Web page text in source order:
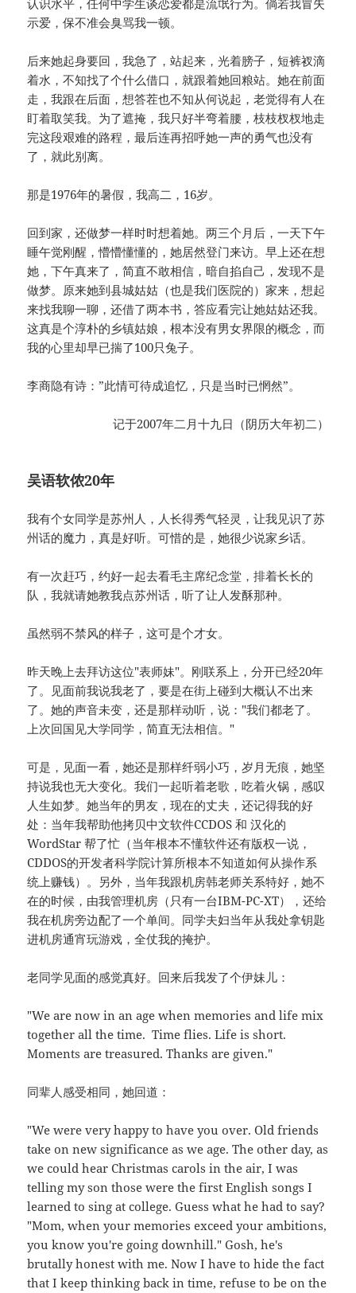
认识水平，任何中学生谈恋爱都是流氓行为。倘若我冒失
示爱，保不准会臭骂我一顿。
后来她起身要回，我急了，站起来，光着膀子，短裤衩滴
着水，不知找了个什么借口，就跟着她回粮站。她在前面
走，我跟在后面，想答茬也不知从何说起，老觉得有人在
盯着取笑我。为了遮掩，我只好半弯着腰，枝枝杈杈地走
完这段艰难的路程，最后连再招呼她一声的勇气也没有
了，就此别离。
那是1976年的暑假，我高二，16岁。
回到家，还做梦一样时时想着她。两三个月后，一天下午
睡午觉刚醒，懵懵懂懂的，她居然登门来访。早上还在想
她，下午真来了，简直不敢相信，暗自掐自己，发现不是
做梦。原来她到县城姑姑（也是我们医院的）家来，想起
来找我聊一聊，还借了两本书，答应看完让她姑姑还我。
这真是个淳朴的乡镇姑娘，根本没有男女界限的概念，而
我的心里却早已揣了100只兔子。
李商隐有诗：”此情可待成追忆，只是当时已惘然”。
记于2007年二月十九日（阴历大年初二）
吴语软侬20年
我有个女同学是苏州人，人长得秀气轻灵，让我见识了苏
州话的魔力，真是好听。可惜的是，她很少说家乡话。
有一次赶巧，约好一起去看毛主席纪念堂，排着长长的
队，我就请她教我点苏州话，听了让人发酥那种。
虽然弱不禁风的样子，这可是个才女。
昨天晚上去拜访这位"表师妹"。刚联系上，分开已经20年
了。见面前我说我老了，要是在街上碰到大概认不出来
了。她的声音未变，还是那样动听，说："我们都老了。
上次回国见大学同学，简直无法相信。"
可是，见面一看，她还是那样纤弱小巧，岁月无痕，她坚
持说我也无大变化。我们一起听着老歌，吃着火锅，感叹
人生如梦。她当年的男友，现在的丈夫，还记得我的好
处：当年我帮助他拷贝中文软件CCDOS 和 汉化的
WordStar 帮了忙（当年根本不懂软件还有版权一说，
CDDOS的开发者科学院计算所根本不知道如何从操作系
统上赚钱）。另外，当年我跟机房韩老师关系特好，她不
在的时候，由我管理机房（只有一台IBM-PC-XT），还给
我在机房旁边配了一个单间。同学夫妇当年从我处拿钥匙
进机房通宵玩游戏，全仗我的掩护。
老同学见面的感觉真好。回来后我发了个伊妹儿：
"We are now in an age when memories and life mix
together all the time. Time flies. Life is short.
Moments are treasured. Thanks are given."
同辈人感受相同，她回道：
"We were very happy to have you over. Old friends
take on new significance as we age. The other day, as
we could hear Christmas carols in the air, I was
telling my son those were the first English songs I
learned to sing at college. Guess what he had to say?
"Mom, when your memories exceed your ambitions,
you know you're going downhill." Gosh, he's
brutally honest with me. Now I have to hide the fact
that I keep thinking back in time, refuse to be on the